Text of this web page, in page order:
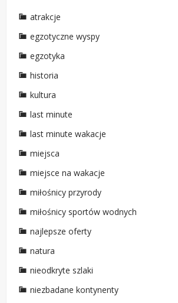
atrakcje
egzotyczne wyspy
egzotyka
historia
kultura
last minute
last minute wakacje
miejsca
miejsce na wakacje
miłośnicy przyrody
miłośnicy sportów wodnych
najlepsze oferty
natura
nieodkryte szlaki
niezbadane kontynenty